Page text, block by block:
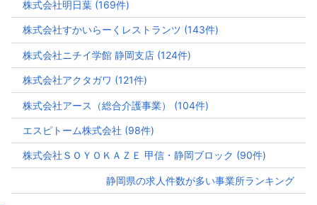
株式会社明日葉 (169件)
株式会社すかいらーくレストランツ (143件)
株式会社ニチイ学館 静岡支店 (124件)
株式会社アクタガワ (121件)
株式会社アース（総合介護事業） (104件)
エスピトーム株式会社 (98件)
株式会社ＳＯＹＯＫＡＺＥ 甲信・静岡ブロック (90件)
静岡県の求人件数が多い事業所ランキング